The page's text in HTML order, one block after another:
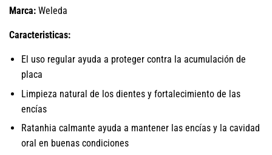
Marca: Weleda
Caracteristicas:
El uso regular ayuda a proteger contra la acumulación de
placa
Limpieza natural de los dientes y fortalecimiento de las
encías
Ratanhia calmante ayuda a mantener las encías y la cavidad
oral en buenas condiciones